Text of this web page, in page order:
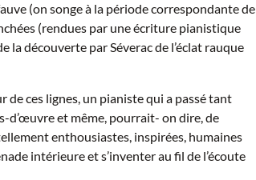
(on songe à la période correspondante de
(rendues par une écriture pianistique
découverte par Séverac de l’éclat rauque
de ces lignes, un pianiste qui a passé tant
d’œuvre et même, pourrait- on dire, de
enthousiastes, inspirées, humaines
intérieure et s’inventer au fil de l’écoute